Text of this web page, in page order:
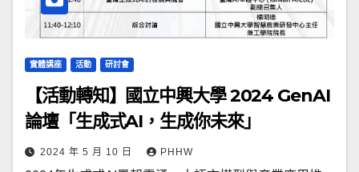
實體講座 活動 研討會
【活動轉知】國立中興大學 2024 GenAI
論壇「生成式AI，生成你未來」
2024 年 5 月 10 日 PHHW